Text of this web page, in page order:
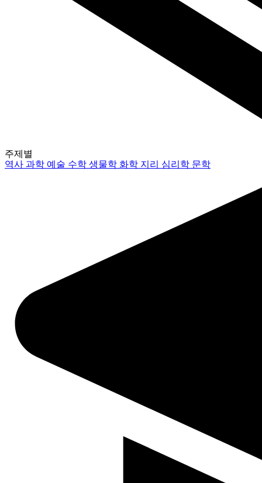
주제별
역사과학 예술 수학생물학 화학 지리 심리학 문학